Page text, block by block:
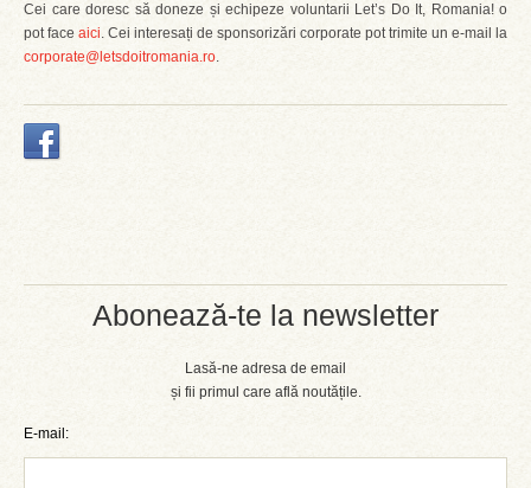
Abonează-te la newsletter
Lasă-ne adresa de email
și fii primul care află noutățile.
E-mail:
Cei care doresc să doneze și echipeze voluntarii Let’s Do It, Romania! o
pot face aici. Cei interesați de sponsorizări corporate pot trimite un e-mail la
corporate@letsdoitromania.ro.